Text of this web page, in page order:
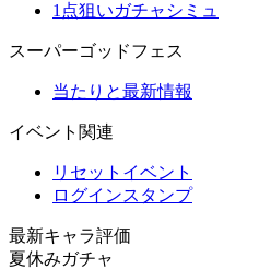
1点狙いガチャシミュ
スーパーゴッドフェス
当たりと最新情報
イベント関連
リセットイベント
ログインスタンプ
最新キャラ評価
夏休みガチャ